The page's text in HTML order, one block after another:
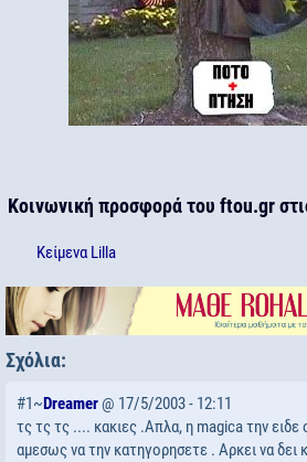
Κοινωνική προσφορά του ftou.gr
Κείμενα Lilla
Σχόλια:
#1~ Dreamer@ 17/5/2003 - 12:11
τς τς τς .... κακιες .Απλα, η magica την ειδε
αμεσως να την κατηγορησετε . Αρκει να δει